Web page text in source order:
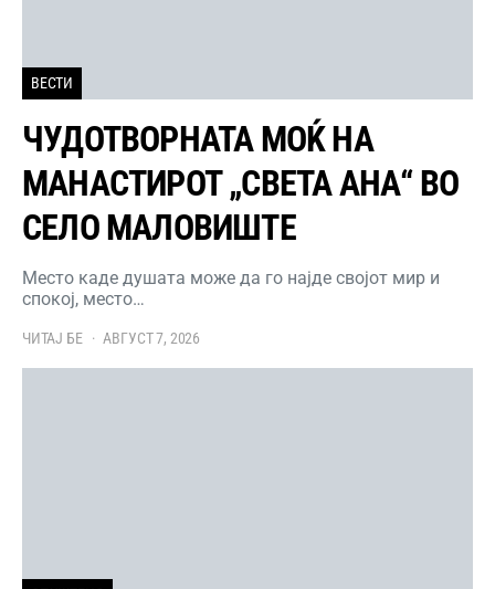
ВЕСТИ
ЧУДОТВОРНАТА МОЌ НА
МАНАСТИРОТ „СВЕТА АНА“ ВО
СЕЛО МАЛОВИШТЕ
Место каде душата може да го најде својот мир и
спокој, место…
ЧИТАЈ БЕ АВГУСТ 7, 2026